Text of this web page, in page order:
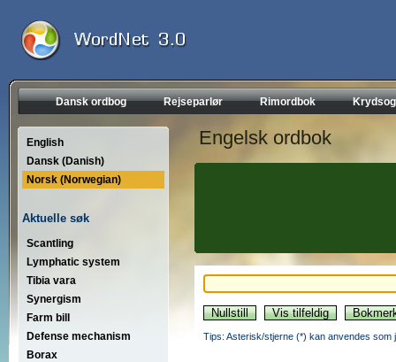
Dansk ordbog Rejseparlør Rimordbok
English
Dansk (Danish)
Norsk (Norwegian)
Aktuelle søk
Scantling
Lymphatic system
Tibia vara
Synergism
Farm bill
Defense mechanism
Borax
Engelsk ordbok
Tips: Asterisk/stjerne (*) kan anvendes som